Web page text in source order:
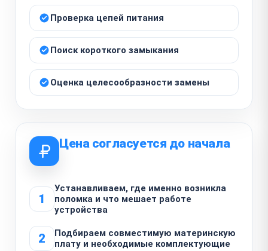
Проверка цепей питания
Поиск короткого замыкания
Оценка целесообразности замены
Цена согласуется до начала
1
Устанавливаем, где именно возникла
поломка и что мешает работе
устройства
2
Подбираем совместимую материнскую
плату и необходимые комплектующие